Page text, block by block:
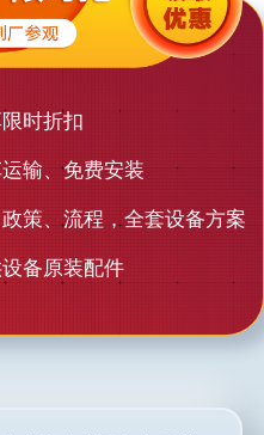
时折扣
输、免费安装
策、流程，全套设备方案
备原装配件